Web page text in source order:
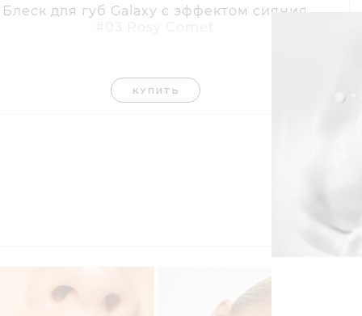
Блеск для губ Galaxy с эффектом сияния
КУПИТЬ